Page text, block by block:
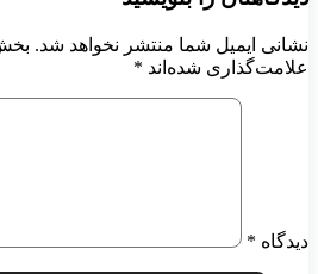
نشانی ایمیل شما منتشر نخواهد شد.
علامت‌گذاری شده‌اند *
دیدگاه *